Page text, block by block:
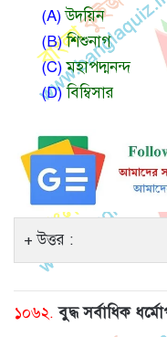
(A)উদয়িন
(B)শিশুনাগ
(C)মহাপদ্মনন্দ
(D)বিম্বিসার
উত্তর :
১০৬২. বুদ্ধ সর্বাধিক